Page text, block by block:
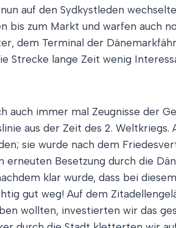
auf den Sydkystleden
zum Markt und warfen auch
dem Terminal der
Strecke lange Zeit wenig
immer mal Zeugnisse der
aus der Zeit des 2.
sie wurde nach dem
erneuten Besetzung durch die
klar wurde, dass bei
gut weg! Auf dem
wollten, investierten wir das